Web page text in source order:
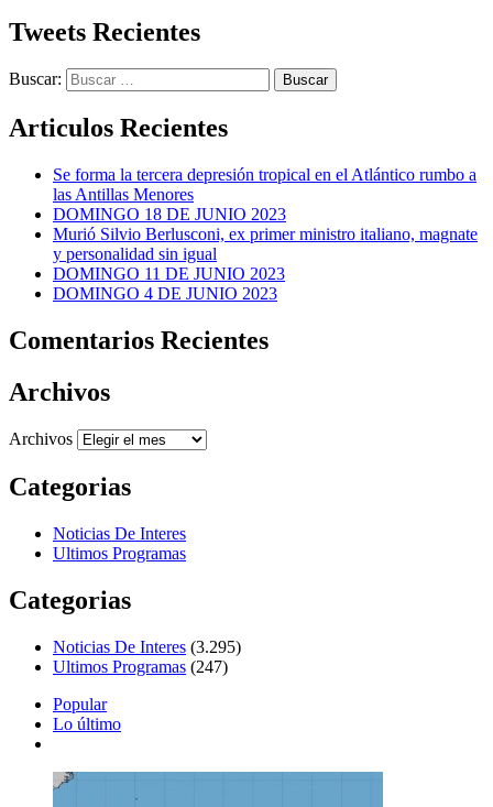
Tweets Recientes
Buscar:
Articulos Recientes
Se forma la tercera depresión tropical en el Atlántico rumbo a
las Antillas Menores
DOMINGO 18 DE JUNIO 2023
Murió Silvio Berlusconi, ex primer ministro italiano, magnate
y personalidad sin igual
DOMINGO 11 DE JUNIO 2023
DOMINGO 4 DE JUNIO 2023
Comentarios Recientes
Archivos
Archivos
Categorias
Noticias De Interes
Ultimos Programas
Categorias
Noticias De Interes (3.295)
Ultimos Programas (247)
Popular
Lo último